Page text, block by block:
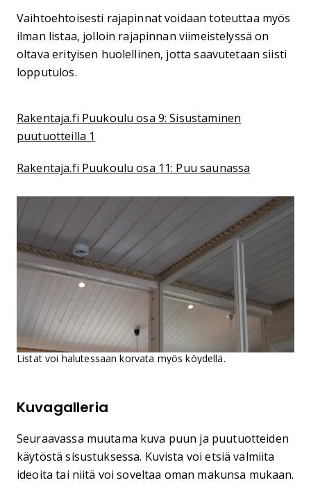
Vaihtoehtoisesti rajapinnat voidaan toteuttaa myös
ilman listaa, jolloin rajapinnan viimeistelyssä on
oltava erityisen huolellinen, jotta saavutetaan siisti
lopputulos.
Rakentaja.fi Puukoulu osa 9: Sisustaminen
puutuotteilla 1
Rakentaja.fi Puukoulu osa 11: Puu saunassa
Listat voi halutessaan korvata myös köydellä.
Kuvagalleria
Seuraavassa muutama kuva puun ja puutuotteiden
käytöstä sisustuksessa. Kuvista voi etsiä valmiita
ideoita tai niitä voi soveltaa oman makunsa mukaan.